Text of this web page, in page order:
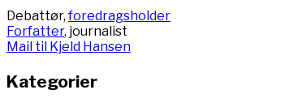
Debattør,foredragsholder
Forfatter, journalist
Mail til Kjeld Hansen
Kategorier